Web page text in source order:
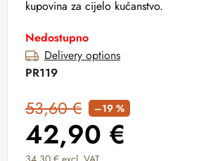
kupovina za cijelo kućanstvo.
Nedostupno
Delivery options
PR119
53,60 € –19 %
42,90 €